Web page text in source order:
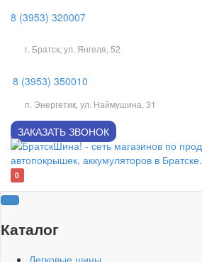
8 (3953) 320007
г. Братск, ул. Янгеля, 52
8 (3953) 350010
п. Энергетик, ул. Наймушина, 31
ЗАКАЗАТЬ ЗВОНОК
0
Каталог
Легковые шины